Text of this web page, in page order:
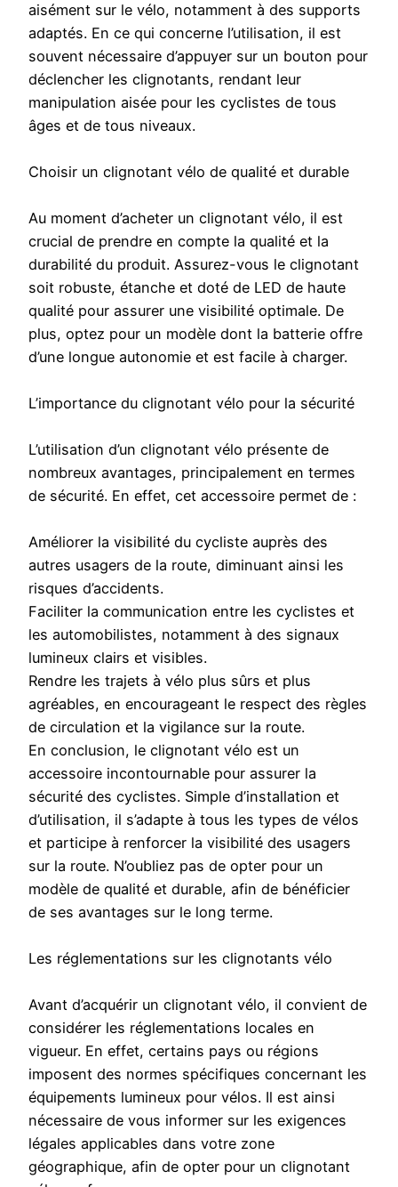
aisément sur le vélo, notamment à des supports
adaptés. En ce qui concerne l’utilisation, il est
souvent nécessaire d’appuyer sur un bouton pour
déclencher les clignotants, rendant leur
manipulation aisée pour les cyclistes de tous
âges et de tous niveaux.
Choisir un clignotant vélo de qualité et durable
Au moment d’acheter un clignotant vélo, il est
crucial de prendre en compte la qualité et la
durabilité du produit. Assurez-vous le clignotant
soit robuste, étanche et doté de LED de haute
qualité pour assurer une visibilité optimale. De
plus, optez pour un modèle dont la batterie offre
d’une longue autonomie et est facile à charger.
L’importance du clignotant vélo pour la sécurité
L’utilisation d’un clignotant vélo présente de
nombreux avantages, principalement en termes
de sécurité. En effet, cet accessoire permet de :
Améliorer la visibilité du cycliste auprès des
autres usagers de la route, diminuant ainsi les
risques d’accidents.
Faciliter la communication entre les cyclistes et
les automobilistes, notamment à des signaux
lumineux clairs et visibles.
Rendre les trajets à vélo plus sûrs et plus
agréables, en encourageant le respect des règles
de circulation et la vigilance sur la route.
En conclusion, le clignotant vélo est un
accessoire incontournable pour assurer la
sécurité des cyclistes. Simple d’installation et
d’utilisation, il s’adapte à tous les types de vélos
et participe à renforcer la visibilité des usagers
sur la route. N’oubliez pas de opter pour un
modèle de qualité et durable, afin de bénéficier
de ses avantages sur le long terme.
Les réglementations sur les clignotants vélo
Avant d’acquérir un clignotant vélo, il convient de
considérer les réglementations locales en
vigueur. En effet, certains pays ou régions
imposent des normes spécifiques concernant les
équipements lumineux pour vélos. Il est ainsi
nécessaire de vous informer sur les exigences
légales applicables dans votre zone
géographique, afin de opter pour un clignotant